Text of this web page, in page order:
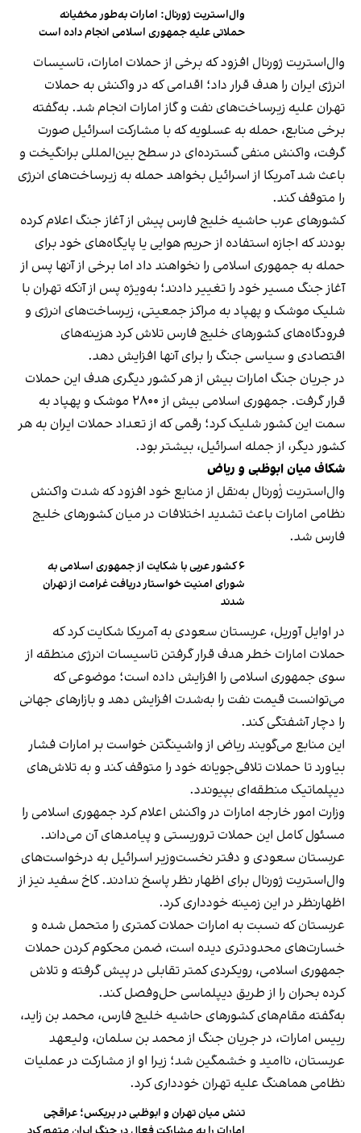
وال‌استریت ژورنال: امارات به‌طور مخفیانه
حملاتی علیه جمهوری اسلامی انجام داده است
وال‌استریت ژورنال افزود که برخی از حملات امارات، تاسیسات
انرژی ایران را هدف قرار داد؛ اقدامی که در واکنش به حملات
تهران علیه زیرساخت‌های نفت و گاز امارات انجام شد. به‌گفته
برخی منابع، حمله به عسلویه که با مشارکت اسرائیل صورت
گرفت، واکنش منفی گسترده‌ای در سطح بین‌المللی برانگیخت و
باعث شد آمریکا از اسرائیل بخواهد حمله به زیرساخت‌های انرژی
را متوقف کند.
کشورهای عرب حاشیه خلیج فارس پیش از آغاز جنگ اعلام کرده
بودند که اجازه استفاده از حریم هوایی یا پایگاه‌های خود برای
حمله به جمهوری اسلامی را نخواهند داد اما برخی از آنها پس از
آغاز جنگ مسیر خود را تغییر دادند؛ به‌ویژه پس از آنکه تهران با
شلیک موشک و پهپاد به مراکز جمعیتی، زیرساخت‌های انرژی و
فرودگاه‌های کشورهای خلیج فارس تلاش کرد هزینه‌های
اقتصادی و سیاسی جنگ را برای آنها افزایش دهد.
در جریان جنگ امارات بیش از هر کشور دیگری هدف این حملات
قرار گرفت. جمهوری اسلامی بیش از ۲۸۰۰ موشک و پهپاد به
سمت این کشور شلیک کرد؛ رقمی که از تعداد حملات ایران به هر
کشور دیگر، از جمله اسرائیل، بیشتر بود.
شکاف میان ابوظبی و ریاض
وال‌استریت ژٰورنال به‌نقل از منابع خود افزود که شدت واکنش
نظامی امارات باعث تشدید اختلافات در میان کشورهای خلیج
فارس شد.
۶ کشور عربی با شکایت از جمهوری اسلامی به
شورای امنیت خواستار دریافت غرامت از تهران
شدند
در اوایل آوریل، عربستان سعودی به آمریکا شکایت کرد که
حملات امارات خطر هدف قرار گرفتن تاسیسات انرژی منطقه از
سوی جمهوری اسلامی را افزایش داده است؛ موضوعی که
می‌توانست قیمت نفت را به‌شدت افزایش دهد و بازارهای جهانی
را دچار آشفتگی کند.
این منابع می‌گویند ریاض از واشینگتن خواست بر امارات فشار
بیاورد تا حملات تلافی‌جویانه خود را متوقف کند و به تلاش‌های
دیپلماتیک منطقه‌ای بپیوندد.
وزارت امور خارجه امارات در واکنش اعلام کرد جمهوری اسلامی را
مسئول کامل این حملات تروریستی و پیامدهای آن می‌داند.
عربستان سعودی و دفتر نخست‌وزیر اسرائیل به درخواست‌های
وال‌استریت ژورنال برای اظهار نظر پاسخ ندادند. کاخ سفید نیز از
اظهارنظر در این زمینه خودداری کرد.
عربستان که نسبت به امارات حملات کمتری را متحمل شده و
خسارت‌های محدودتری دیده است، ضمن محکوم کردن حملات
جمهوری اسلامی، رویکردی کمتر تقابلی در پیش گرفته و تلاش
کرده بحران را از طریق دیپلماسی حل‌وفصل کند.
به‌گفته مقام‌های کشورهای حاشیه خلیج فارس، محمد بن زاید،
رییس امارات، در جریان جنگ از محمد بن سلمان، ولیعهد
عربستان، ناامید و خشمگین شد؛ زیرا او از مشارکت در عملیات
نظامی هماهنگ علیه تهران خودداری کرد.
تنش میان تهران و ابوظبی در بریکس؛ عراقچی